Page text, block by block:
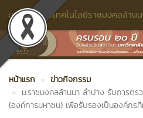
มหาวิทยาลัยเทคโนโลยีราชมงคลล้าน
หน้าแรก
ข่าวกิจกรรม
ม.ราชมงคลล้านนา ลำปาง รับการต
(องค์การมหาชน) เพื่อรับรองเป็นองค์กร